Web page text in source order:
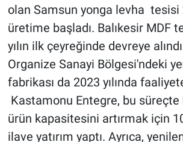
olan Samsun yonga levha tesisi
üretime başladı. Balıkesir MDF
yılın ilk çeyreğinde devreye
Organize Sanayi Bölgesi'ndeki
fabrikası da 2023 yılında
Kastamonu Entegre, bu
ürün kapasitesini artırmak için
ilave yatırım yaptı. Ayrıca,